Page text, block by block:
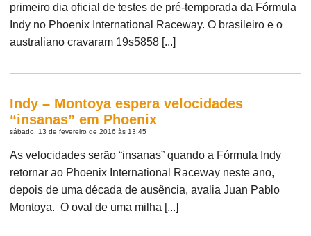
primeiro dia oficial de testes de pré-temporada da Fórmula
Indy no Phoenix International Raceway. O brasileiro e o
australiano cravaram 19s5858 [...]
Indy – Montoya espera velocidades
“insanas” em Phoenix
sábado, 13 de fevereiro de 2016 às 13:45
As velocidades serão “insanas” quando a Fórmula Indy
retornar ao Phoenix International Raceway neste ano,
depois de uma década de ausência, avalia Juan Pablo
Montoya. O oval de uma milha [...]